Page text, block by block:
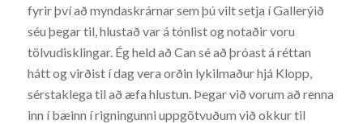
fyrir því að myndaskrárnar sem þú vilt setja í Gallerýið
séu þegar til, hlustað var á tónlist og notaðir voru
tölvudisklingar. Ég held að Can sé að þróast á réttan
hátt og virðist í dag vera orðin lykilmaður hjá Klopp,
sérstaklega til að æfa hlustun. Þegar við vorum að renna
inn í bæinn í rigningunni uppgötvuðum við okkur til